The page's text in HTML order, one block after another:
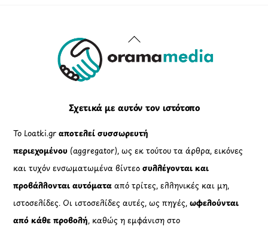
Back
To
Σχετικά με αυτόν τον ιστότοπο
Το Loatki.grαποτελεί συσσωρευτή
περιεχομένου (aggregator), ως εκ τούτου τα άρθρα, εικόνες
και τυχόν ενσωματωμένα βίντεοσυλλέγονται και
προβάλλονται αυτόματααπό τρίτες, ελληνικές και μη,
ιστοσελίδες. Οι ιστοσελίδες αυτές, ως πηγές,ωφελούνται
από κάθε προβολή, καθώς η εμφάνιση στο